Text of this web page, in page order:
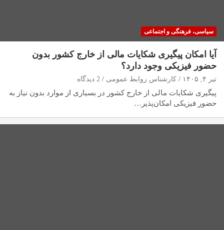
سیاسی، فرهنگی و اجتماعی
آیا امکان پیگیری شکایات مالی از خارج کشور بدون
حضور فیزیکی وجود دارد؟
تیر ۴, ۱۴۰۵ کارشناس روابط عمومی 2 دیدگاه
پیگیری شکایات مالی از خارج کشور در بسیاری از موارد بدون نیاز به
حضور فیزیکی امکان‌پذیر…